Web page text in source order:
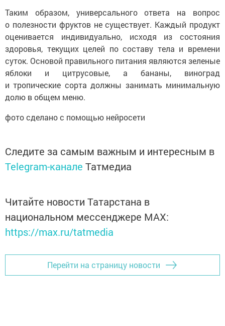
Таким образом, универсального ответа на вопрос
о полезности фруктов не существует. Каждый продукт
оценивается индивидуально, исходя из состояния
здоровья, текущих целей по составу тела и времени
суток. Основой правильного питания являются зеленые
яблоки и цитрусовые, а бананы, виноград
и тропические сорта должны занимать минимальную
долю в общем меню.
фото сделано с помощью нейросети
Следите за самым важным и интересным в
Telegram-канале Татмедиа
Читайте новости Татарстана в
национальном мессенджере MАХ:
https://max.ru/tatmedia
Перейти на страницу новости